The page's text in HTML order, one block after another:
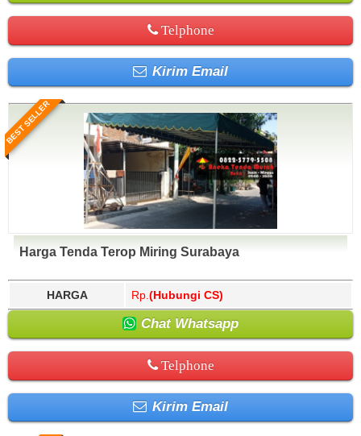
Telphone
Kirim Email
BEST SELLER
Harga Tenda Terop Miring Surabaya
HARGA Rp. (Hubungi CS)
Chat Whatsapp
Telphone
Kirim Email